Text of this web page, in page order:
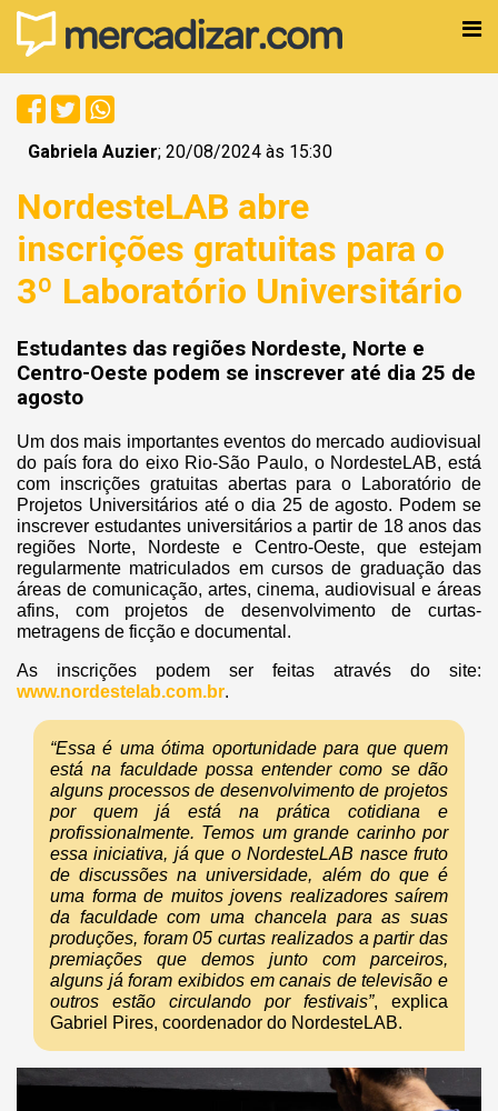
Gabriela Auzier; 20/08/2024 às 15:30
NordesteLAB abre
inscrições gratuitas para o
3º Laboratório Universitário
Estudantes das regiões Nordeste, Norte e
Centro-Oeste podem se inscrever até dia 25 de
agosto
Um dos mais importantes eventos do mercado audiovisual
do país fora do eixo Rio-São Paulo, o NordesteLAB, está
com inscrições gratuitas abertas para o Laboratório de
Projetos Universitários até o dia 25 de agosto. Podem se
inscrever estudantes universitários a partir de 18 anos das
regiões Norte, Nordeste e Centro-Oeste, que estejam
regularmente matriculados em cursos de graduação das
áreas de comunicação, artes, cinema, audiovisual e áreas
afins, com projetos de desenvolvimento de curtas-
metragens de ficção e documental.
As inscrições podem ser feitas através do site:
www.nordestelab.com.br.
“Essa é uma ótima oportunidade para que quem
está na faculdade possa entender como se dão
alguns processos de desenvolvimento de projetos
por quem já está na prática cotidiana e
profissionalmente. Temos um grande carinho por
essa iniciativa, já que o NordesteLAB nasce fruto
de discussões na universidade, além do que é
uma forma de muitos jovens realizadores saírem
da faculdade com uma chancela para as suas
produções, foram 05 curtas realizados a partir das
premiações que demos junto com parceiros,
alguns já foram exibidos em canais de televisão e
outros estão circulando por festivais”, explica
Gabriel Pires, coordenador do NordesteLAB.